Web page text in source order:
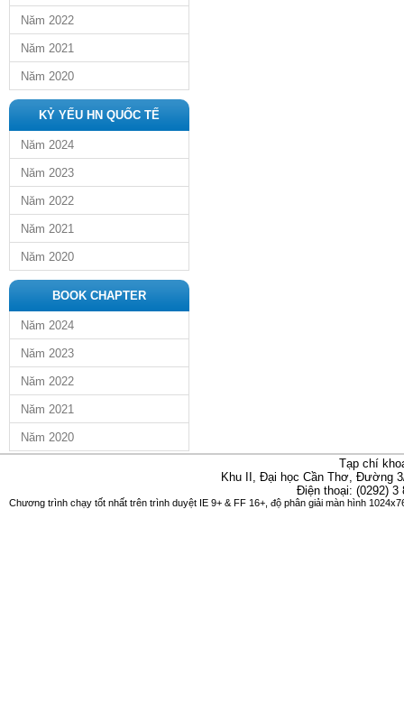
Năm 2022
Năm 2021
Năm 2020
KỶ YẾU HN QUỐC TẾ
Năm 2024
Năm 2023
Năm 2022
Năm 2021
Năm 2020
BOOK CHAPTER
Năm 2024
Năm 2023
Năm 2022
Năm 2021
Năm 2020
Tạp chí
Khu II, Đại học Cần Thơ, Đường
Điện thoại: (0292)
Chương trình chạy tốt nhất trên trình duyệt IE 9+ & FF 16+, độ phân giải màn hình